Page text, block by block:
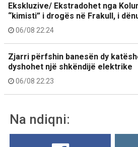
Ekskluzive/ Ekstradohet nga
“kimisti” i drogës në Frakull, i
06/08 22:24
Zjarri përfshin banesën dy
dyshohet një shkëndijë elektrike
06/08 22:23
Na ndiqni: